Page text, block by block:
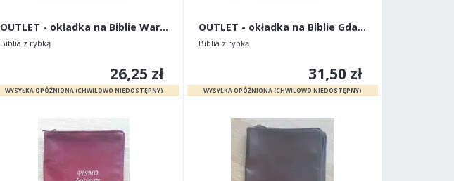
OUTLET - okładka na Biblie Warszawską stare wydani
Biblia z rybką
26,25 zł
OUTLET - okładka na Biblie Gdańską stare wydanie
Biblia z rybką
31,50 zł